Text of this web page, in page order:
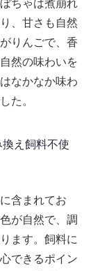
ちゃは煮崩れ
、甘さも自然
りんごで、香
然の味わいを
なかなか味わ
た。
え飼料不使
含まれてお
が自然で、調
ます。飼料に
できるポイン